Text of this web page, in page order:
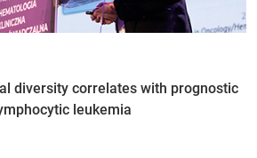
diversity correlates with prognostic
leukemia